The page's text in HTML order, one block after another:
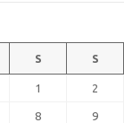
S S
1 2
8 9